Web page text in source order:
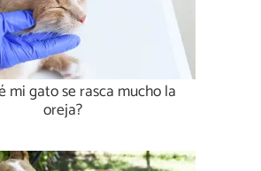
mi gato se rasca mucho la
oreja?